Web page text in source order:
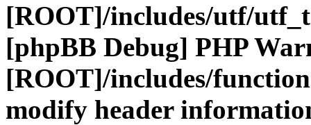
[ROOT]/includes/utf/
[phpBB Debug] PHP
[ROOT]/includes/
modify header